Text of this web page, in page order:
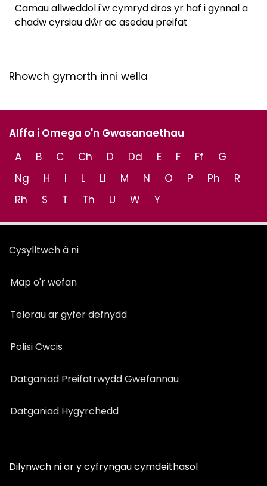
Camau allweddol i'w cymryd dros yr haf i gynnal a
chadw cyrsiau dŵr ac asedau preifat
Rhowch gymorth inni wella
Alffa i Omega o'n Gwasanaethau
A
B C Ch D Dd E F Ff
G
Ng
H I L Ll M N O P Ph
R
Rh
S T Th U W Y
Cysylltwch â ni
Map o'r wefan
Telerau ar gyfer defnydd
Polisi Cwcis
Datganiad Preifatrwydd Gwefannau
Datganiad Hygyrchedd
Dilynwch ni ar y cyfryngau cymdeithasol